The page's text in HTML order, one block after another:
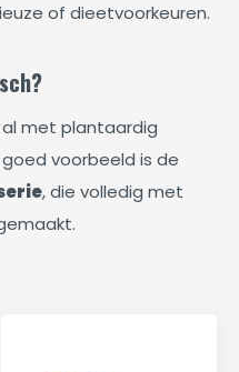
of dieetvoorkeuren.
met plantaardig
voorbeeld is de
, die volledig met